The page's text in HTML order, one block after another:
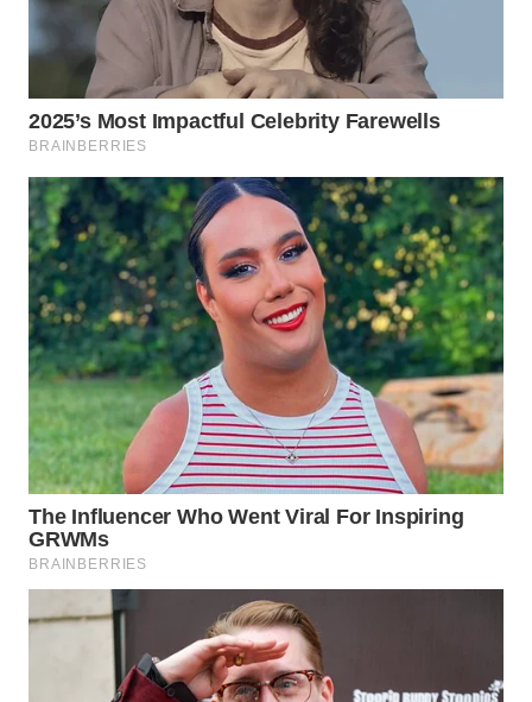
DEPOK
WN
TAPANULI
UTARA
WN
SAMOSIR
WN
PADANG
LAWAS
WN
SUMEDANG
WN
CIANJUR
WN
KEPULAUAN
SERIBU